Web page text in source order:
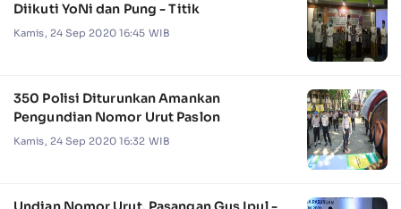
Diikuti YoNi dan Pung - Titik
Kamis, 24 Sep 2020 16:45 WIB
350 Polisi Diturunkan Amankan
Pengundian Nomor Urut Paslon
Kamis, 24 Sep 2020 16:32 WIB